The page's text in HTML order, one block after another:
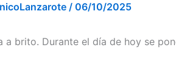
/ 06/10/2025
a brito. Durante el día de hoy se